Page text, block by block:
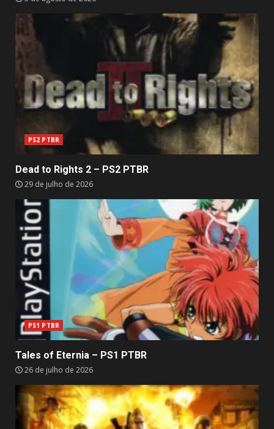
PS2 PTBR
Dead to Rights 2 – PS2 PTBR
29 de julho de 2026
PS1 PTBR
Tales of Eternia – PS1 PTBR
26 de julho de 2026